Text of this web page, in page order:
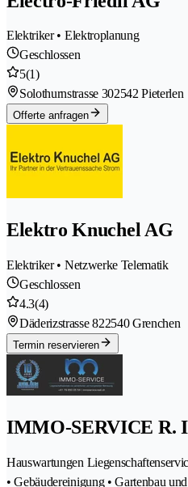
Elektriker • Elektroplanung
Geschlossen
5(1)
Solothurnstrasse 302542 Pieterlen
Offerte anfragen
Elektro Knuchel AG
Elektriker • Netzwerke Telematik
Geschlossen
4.3(4)
Däderizstrasse 822540 Grenchen
Termin reservieren
IMMO-SERVICE R.
Hauswartungen
• Gebäudereinigung • Gartenbau